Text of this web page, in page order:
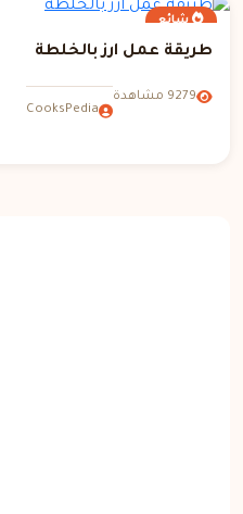
شائع
طريقة عمل ارز بالخلطة
9279 مشاهدة
CooksPedia